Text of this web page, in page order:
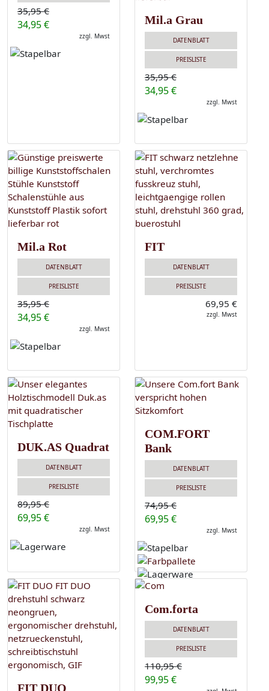
35,95 €
34,95 €
zzgl. Mwst
Mil.a Grau
DATENBLATT
PREISLISTE
35,95 €
34,95 €
zzgl. Mwst
Mil.a Rot
DATENBLATT
PREISLISTE
35,95 €
34,95 €
zzgl. Mwst
FIT
DATENBLATT
PREISLISTE
69,95 €
zzgl. Mwst
DUK.AS Quadrat
DATENBLATT
PREISLISTE
89,95 €
69,95 €
zzgl. Mwst
COM.FORT
Bank
DATENBLATT
PREISLISTE
74,95 €
69,95 €
zzgl. Mwst
FIT DUO
Com.forta
DATENBLATT
PREISLISTE
110,95 €
99,95 €